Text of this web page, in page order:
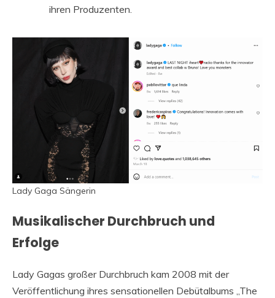
ihren Produzenten.
Lady Gaga Sängerin
Musikalischer Durchbruch und
Erfolge
Lady Gagas großer Durchbruch kam 2008 mit der
Veröffentlichung ihres sensationellen Debütalbums „The